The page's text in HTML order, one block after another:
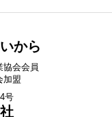
から
協会会員
加盟
号